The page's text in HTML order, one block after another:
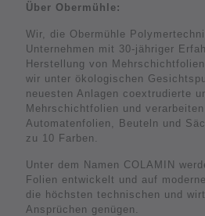
Über Obermühle:
Wir, die Obermühle
Unternehmen mit 30-jähriger
Herstellung von
wir unter ökologischen
neuesten Anlagen coextrudierte
Mehrschichtfolien und
Automatenfolien, Beuteln und
zu 10 Farben.
Unter dem Namen COLAMIN
Folien entwickelt und auf
die höchsten technischen und
Ansprüchen genügen.